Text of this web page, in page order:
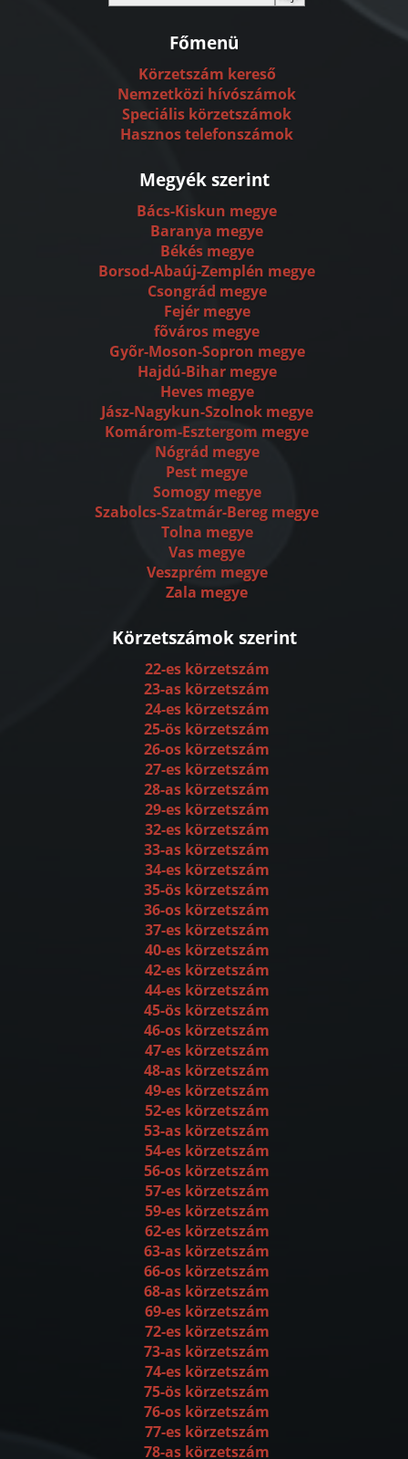
Főmenü
Körzetszám kereső
Nemzetközi hívószámok
Speciális körzetszámok
Hasznos telefonszámok
Megyék szerint
Bács-Kiskun megye
Baranya megye
Békés megye
Borsod-Abaúj-Zemplén megye
Csongrád megye
Fejér megye
fõváros megye
Gyõr-Moson-Sopron megye
Hajdú-Bihar megye
Heves megye
Jász-Nagykun-Szolnok megye
Komárom-Esztergom megye
Nógrád megye
Pest megye
Somogy megye
Szabolcs-Szatmár-Bereg megye
Tolna megye
Vas megye
Veszprém megye
Zala megye
Körzetszámok szerint
22-es körzetszám
23-as körzetszám
24-es körzetszám
25-ös körzetszám
26-os körzetszám
27-es körzetszám
28-as körzetszám
29-es körzetszám
32-es körzetszám
33-as körzetszám
34-es körzetszám
35-ös körzetszám
36-os körzetszám
37-es körzetszám
40-es körzetszám
42-es körzetszám
44-es körzetszám
45-ös körzetszám
46-os körzetszám
47-es körzetszám
48-as körzetszám
49-es körzetszám
52-es körzetszám
53-as körzetszám
54-es körzetszám
56-os körzetszám
57-es körzetszám
59-es körzetszám
62-es körzetszám
63-as körzetszám
66-os körzetszám
68-as körzetszám
69-es körzetszám
72-es körzetszám
73-as körzetszám
74-es körzetszám
75-ös körzetszám
76-os körzetszám
77-es körzetszám
78-as körzetszám